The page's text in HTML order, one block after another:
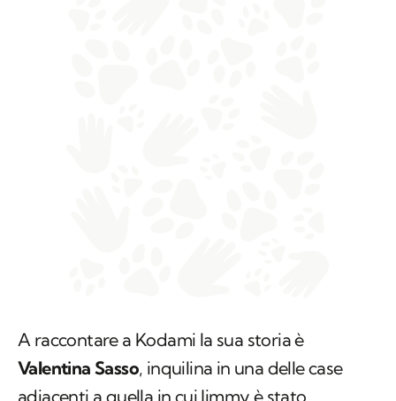
A raccontare a Kodami la sua storia è
Valentina Sasso, inquilina in una delle case
adiacenti a quella in cui Jimmy è stato